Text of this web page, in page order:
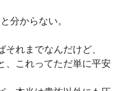
分からない。
それまでなんだけど、
、これってただ単に平安